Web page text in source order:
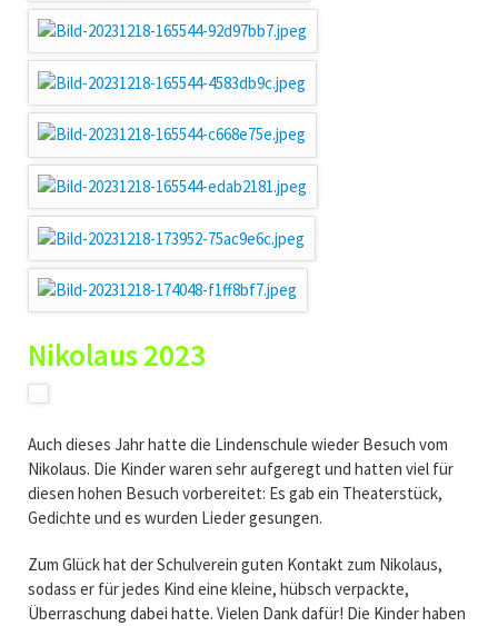
Nikolaus 2023
Auch dieses Jahr hatte die Lindenschule wieder Besuch vom
Nikolaus. Die Kinder waren sehr aufgeregt und hatten viel für
diesen hohen Besuch vorbereitet: Es gab ein Theaterstück,
Gedichte und es wurden Lieder gesungen.
Zum Glück hat der Schulverein guten Kontakt zum Nikolaus,
sodass er für jedes Kind eine kleine, hübsch verpackte,
Überraschung dabei hatte. Vielen Dank dafür! Die Kinder haben